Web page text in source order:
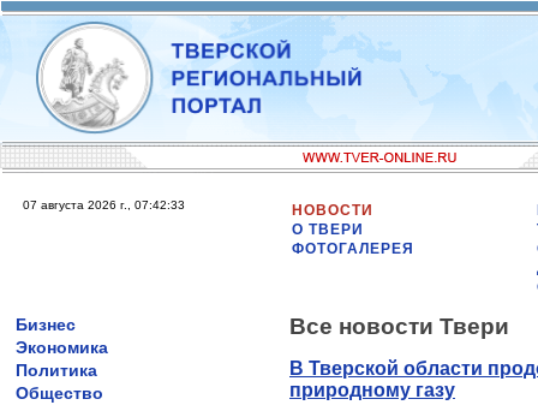
07 августа 2026 г., 07:42:33
НОВОСТИ
О ТВЕРИ
ФОТОГАЛЕРЕЯ
Бизнес
Экономика
Политика
Общество
Все новости Твери
В Тверской области
природному газу